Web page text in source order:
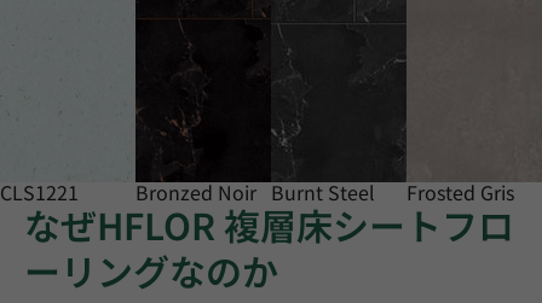
CLS1221 Bronzed Noir Burnt Steel Frosted Gris
なぜHFLOR 複層床シートフロ
ーリングなのか